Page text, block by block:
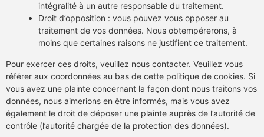
intégralité à un autre responsable du traitement.
Droit d’opposition : vous pouvez vous opposer au
traitement de vos données. Nous obtempérerons, à
moins que certaines raisons ne justifient ce traitement.
Pour exercer ces droits, veuillez nous contacter. Veuillez vous
référer aux coordonnées au bas de cette politique de cookies. Si
vous avez une plainte concernant la façon dont nous traitons vos
données, nous aimerions en être informés, mais vous avez
également le droit de déposer une plainte auprès de l’autorité de
contrôle (l’autorité chargée de la protection des données).